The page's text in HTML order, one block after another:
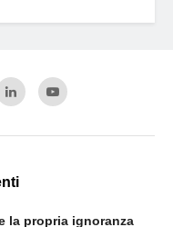
la propria ignoranza